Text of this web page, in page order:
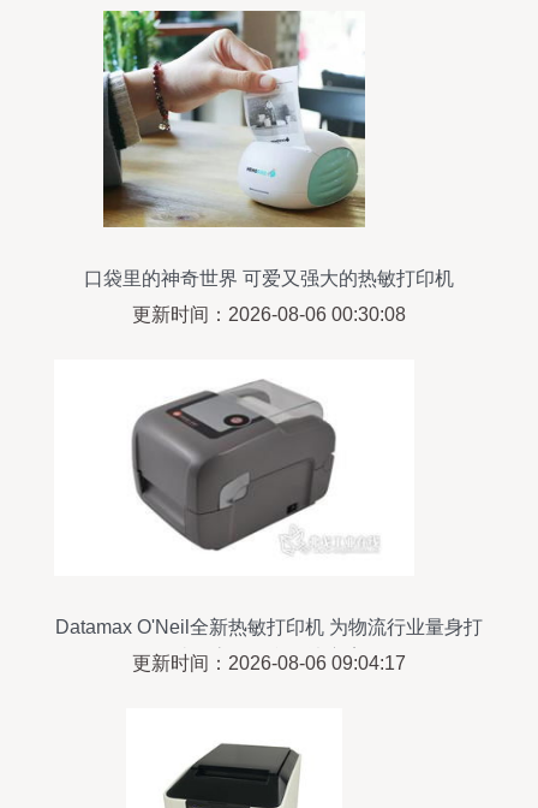
口袋里的神奇世界 可爱又强大的热敏打印机
更新时间：2026-08-06 00:30:08
Datamax O'Neil全新热敏打印机 为物流行业量身打
造的高效打印解决方案
更新时间：2026-08-06 09:04:17